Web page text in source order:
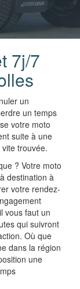
7j/7
un
un temps
votre moto
suite à une
trouvée.
? Votre moto
destination à
votre rendez-
vous faut un
qui suivront
Où que
dans la région
une